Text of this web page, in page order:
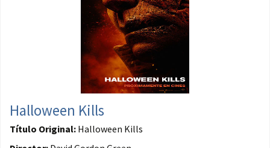
Halloween Kills
Título Original: Halloween Kills